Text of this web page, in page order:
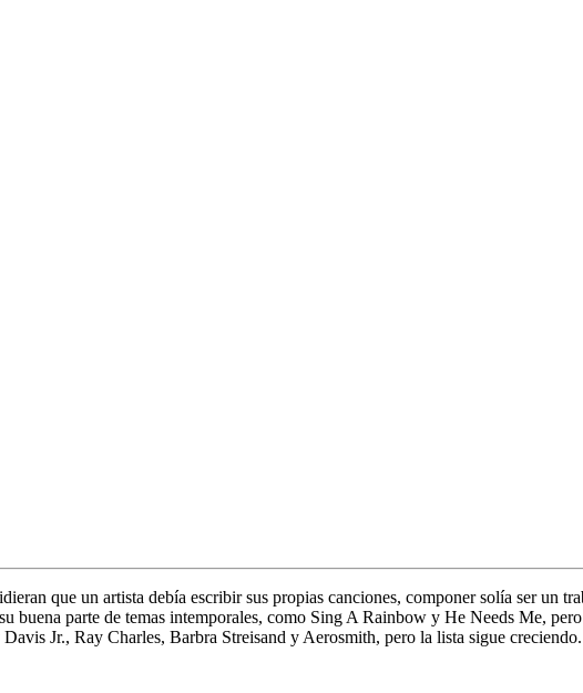
que un artista debía escribir sus propias canciones, componer solía ser un
buena parte de temas intemporales, como Sing A Rainbow y He Needs Me,
Jr., Ray Charles, Barbra Streisand y Aerosmith, pero la lista sigue creciendo.